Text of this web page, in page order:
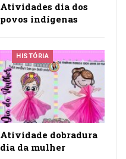
Atividades dia dos
povos indígenas
HISTÓRIA
Atividade dobradura
dia da mulher